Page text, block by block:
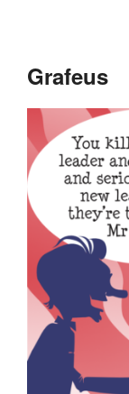
Grafeus